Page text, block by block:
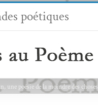
poétiques
une poésie de la moindre des choses